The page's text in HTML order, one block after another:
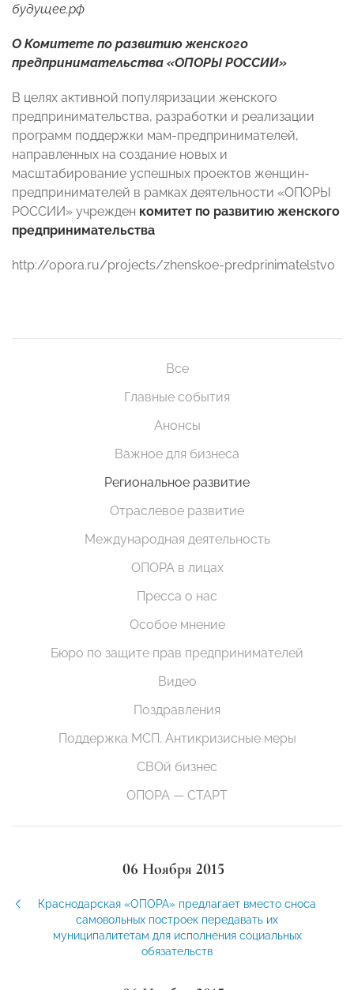
будущее.рф
О Комитете по развитию женского
предпринимательства «ОПОРЫ РОССИИ»
В целях активной популяризации женского
предпринимательства, разработки и реализации
программ поддержки мам-предпринимателей,
направленных на создание новых и
масштабирование успешных проектов женщин-
предпринимателей в рамках деятельности «ОПОРЫ
РОССИИ» учрежден комитет по развитию женского
предпринимательства
http://opora.ru/projects/zhenskoe-predprinimatelstvo
Все
Главные события
Анонсы
Важное для бизнеса
Региональное развитие
Отраслевое развитие
Международная деятельность
ОПОРА в лицах
Пресса о нас
Особое мнение
Бюро по защите прав предпринимателей
Видео
Поздравления
Поддержка МСП. Антикризисные меры
СВОй бизнес
ОПОРА — СТАРТ
06 Ноября 2015
Краснодарская «ОПОРА» предлагает вместо сноса
самовольных построек передавать их
муниципалитетам для исполнения социальных
обязательств